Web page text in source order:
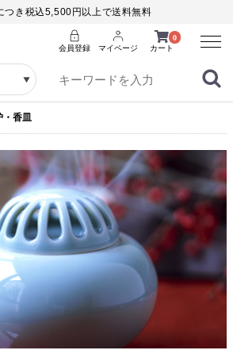
つき税込5,500円以上で送料無料
0
カート
会員登録 マイページ
Menu
・香皿